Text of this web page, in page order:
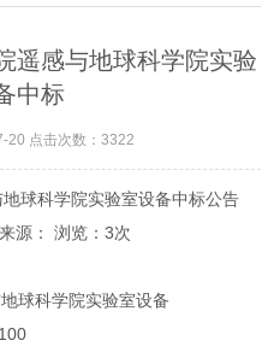
遥感与地球科学院实验
中标
20 点击次数：3322
球科学院实验室设备中标公告
源： 浏览：3次
球科学院实验室设备